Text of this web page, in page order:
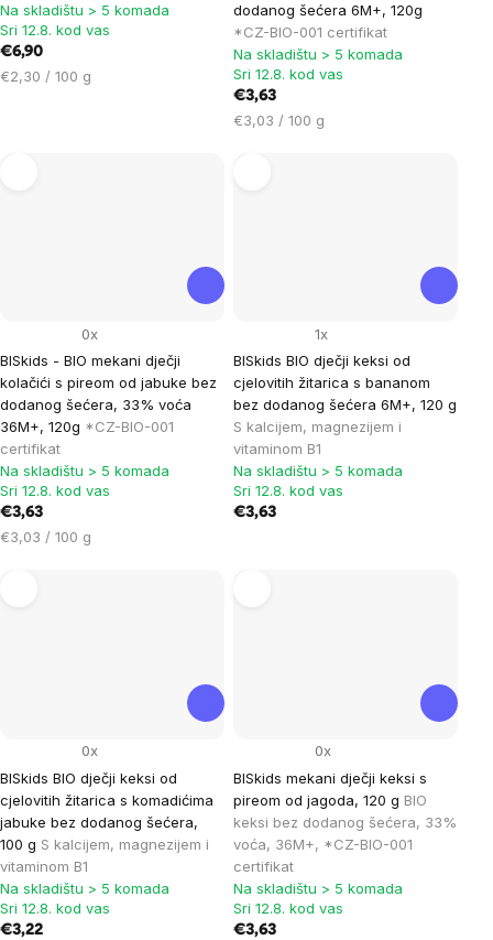
Na skladištu > 5 komada
Sri 12.8. kod vas
€6,90
Cijena
€2,30 / 100 g
dodanog šećera 6M+, 120g
*CZ-BIO-001 certifikat
Na skladištu > 5 komada
Sri 12.8. kod vas
€3,63
Cijena
€3,03 / 100 g
BISkids - BIO mekani dječji
kolačići s pireom od jabuke bez
dodanog šećera, 33% voća
36M+, 120g *CZ-BIO-001
certifikat
0x
Na skladištu > 5 komada
Sri 12.8. kod vas
€3,63
Cijena
€3,03 / 100 g
BISkids BIO dječji keksi od
cjelovitih žitarica s bananom
bez dodanog šećera 6M+, 120 g
S kalcijem, magnezijem i
vitaminom B1
1x
Na skladištu > 5 komada
Sri 12.8. kod vas
€3,63
BISkids BIO dječji keksi od
cjelovitih žitarica s komadićima
jabuke bez dodanog šećera,
100 g S kalcijem, magnezijem i
vitaminom B1
0x
Na skladištu > 5 komada
Sri 12.8. kod vas
€3,22
BISkids mekani dječji keksi s
pireom od jagoda, 120 g BIO
keksi bez dodanog šećera, 33%
voća, 36M+, *CZ-BIO-001
certifikat
0x
Na skladištu > 5 komada
Sri 12.8. kod vas
€3,63